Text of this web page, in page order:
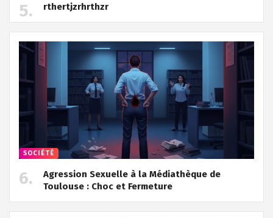
rthertjzrhrthzr
SOCIÉTÉ
Agression Sexuelle à la Médiathèque de
Toulouse : Choc et Fermeture